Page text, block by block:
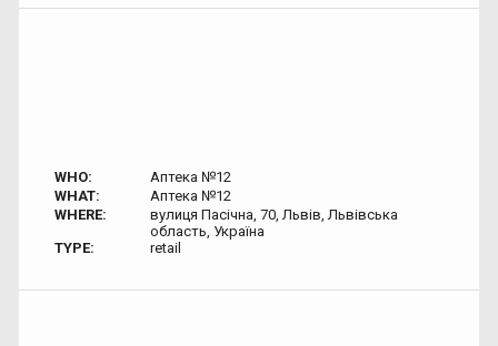
WHO:
Аптека №12
WHAT:
Аптека №12
WHERE:
вулиця Пасічна, 70, Львів, Львівська
область, Україна
TYPE:
retail